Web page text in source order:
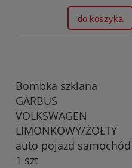
do koszyka
Bombka szklana
GARBUS
VOLKSWAGEN
LIMONKOWY/ŻÓŁTY
auto pojazd samochód
1 szt